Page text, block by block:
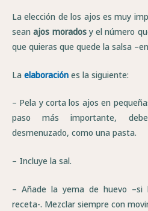
La elección de los ajos es muy
seanajos moradosy el número
que quieras que quede la salsa
La elaboración es la siguiente:
– Pela y corta los ajos en
paso más importante,
desmenuzado, como una pasta.
– Incluye la sal.
– Añade la yema de huevo –si
receta-. Mezclar siempre con